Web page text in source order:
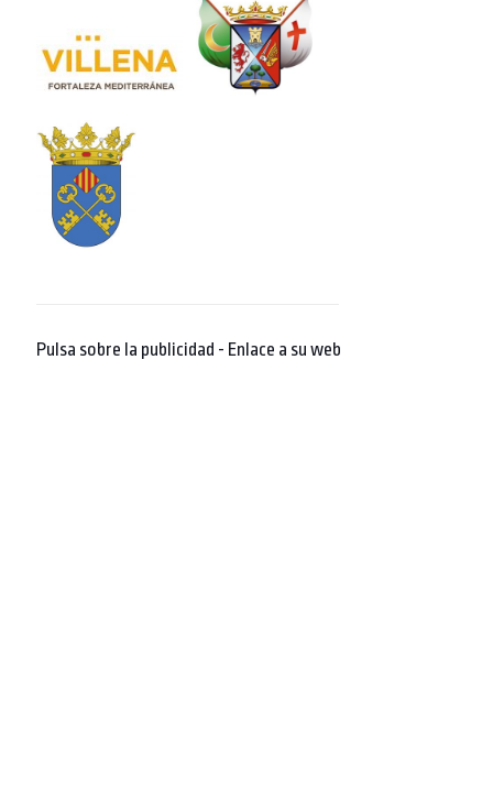
Pulsa sobre la publicidad - Enlace a su web